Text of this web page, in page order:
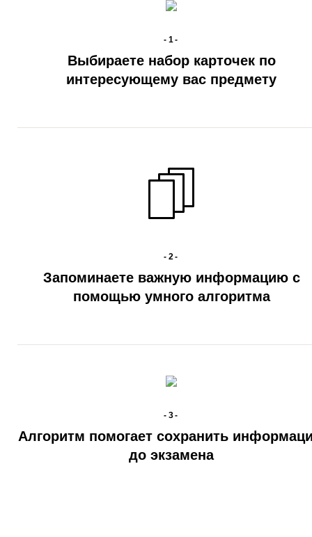
-1-
Выбираете набор карточек по
интересующему вас предмету
-2-
Запоминаете важную информацию с
помощью умного алгоритма
-3-
Алгоритм помогает сохранить
до экзамена